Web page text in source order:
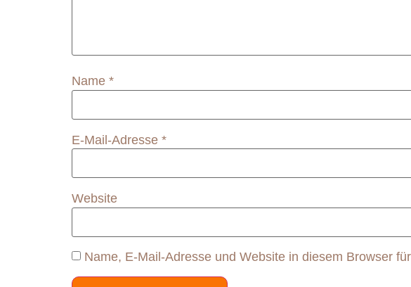
Name *
E-Mail-Adresse *
Website
Name, E-Mail-Adresse und Website in diesem Browser